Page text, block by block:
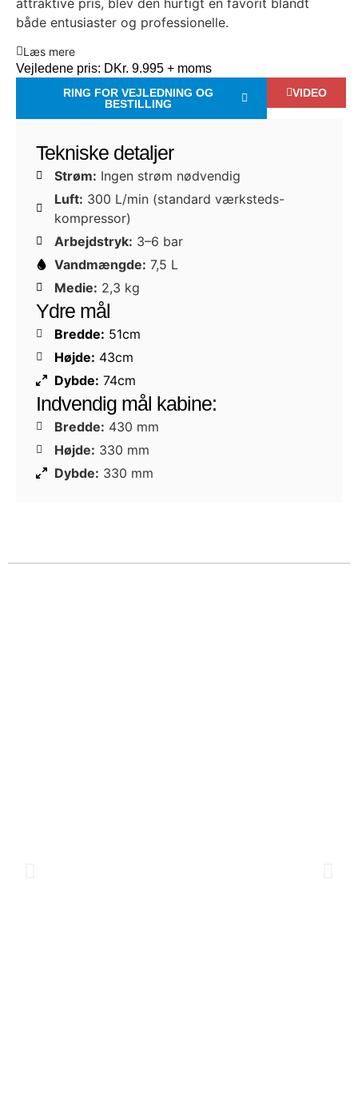
både entusiaster og professionelle.
Læs mere
Vejledene pris: DKr. 9.995 + moms
RING FOR VEJLEDNING OG
BESTILLING
VIDEO
Tekniske detaljer
Strøm: Ingen strøm nødvendig
Luft: 300 L/min (standard værksteds-
kompressor)
Arbejdstryk: 3–6 bar
Vandmængde: 7,5 L
Medie: 2,3 kg
Ydre mål
Bredde: 51cm
Højde: 43cm
Dybde: 74cm
Indvendig mål kabine:
Bredde: 430 mm
Højde: 330 mm
Dybde: 330 mm